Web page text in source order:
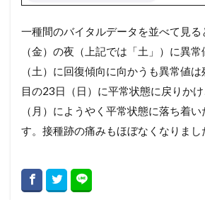
一種間のバイタルデータを並べて見る
（金）の夜（上記では「土」）に異
（土）に回復傾向に向かうも異常値
目の23日（日）に平常状態に戻りか
（月）にようやく平常状態に落ち着
す。接種跡の痛みもほぼなくなりまし